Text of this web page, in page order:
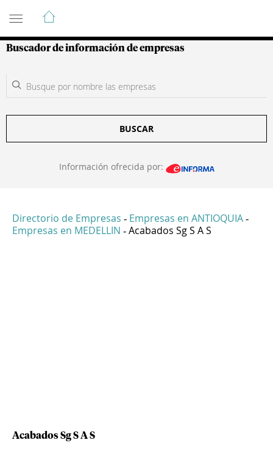
Guía de Empresas Colombianas
Buscador de información de empresas
BUSCAR
Información ofrecida por:
Directorio de Empresas - Empresas en ANTIOQUIA -
Empresas en MEDELLIN - Acabados Sg S A S
Acabados Sg S A S